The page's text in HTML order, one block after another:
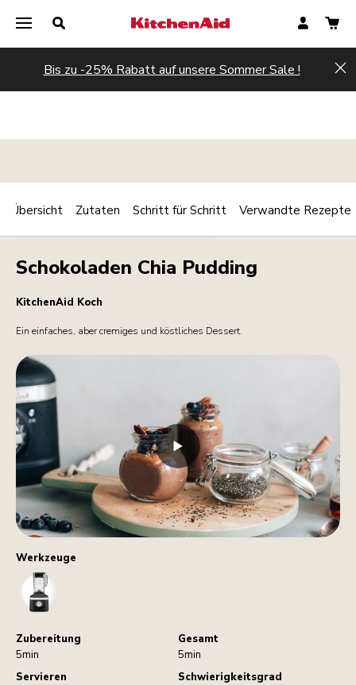
Bis zu -25% Rabatt auf unsere Sommer Sale !
Werkzeuge
Blender
Zubereitung
5min
Gesamt
5min
Servieren
Schwierigkeitsgrad
DESSERTS FRÜHSTÜCK/BRUNCH Print
Share
Schokoladen Chia Pudding
KitchenAid Koch
Ein einfaches, aber cremiges und köstliches Dessert.
Übersicht Zutaten Schritt für Schritt Verwandte Rezepte